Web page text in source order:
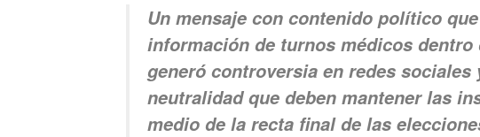
Un mensaje con contenido político
información de turnos médicos dentro
generó controversia en redes
neutralidad que deben mantener las
medio de la recta final de las